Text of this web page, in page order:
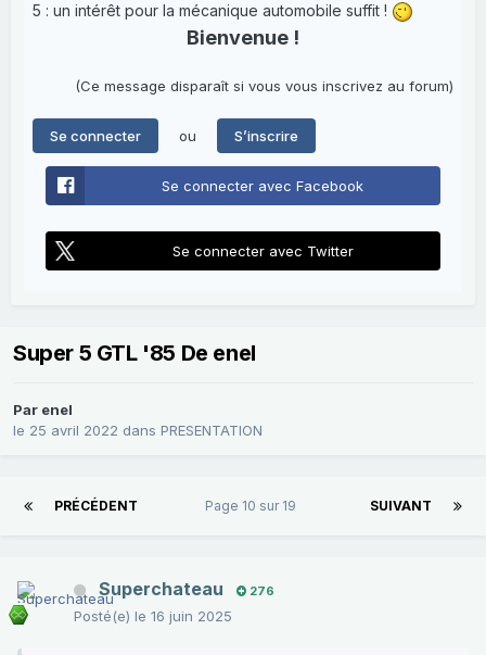
5 : un intérêt pour la mécanique automobile suffit !
Bienvenue !
(Ce message disparaît si vous vous inscrivez au forum)
Se connecter ou S’inscrire
Se connecter avec Facebook
Se connecter avec Twitter
Super 5 GTL '85 De enel
Par enel
le 25 avril 2022 dans PRESENTATION
PRÉCÉDENT SUIVANT
Page 10 sur 19
Superchateau 276
Posté(e) le 16 juin 2025